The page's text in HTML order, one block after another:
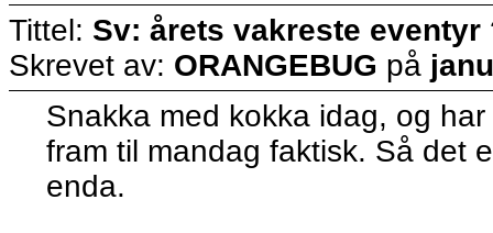
Tittel: Sv: årets vakreste eventyr
Skrevet av: ORANGEBUG på
Snakka med kokka idag, og
fram til mandag faktisk. Så det
enda.